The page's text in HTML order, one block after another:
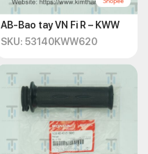
AB-Bao tay VN Fi R – KWW
SKU: 53140KWW620